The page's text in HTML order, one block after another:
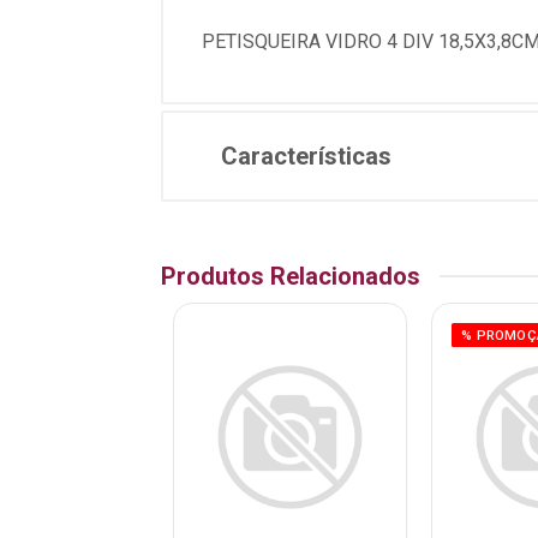
PETISQUEIRA VIDRO 4 DIV
Características
Produtos Relacionados
%